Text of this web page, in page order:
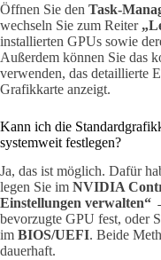
Öffnen Sie den Task-
wechseln Sie zum Reiter
installierten GPUs sowie
Außerdem können Sie das
verwenden, das detaillierte
Grafikkarte anzeigt.
Kann ich die
systemweit festlegen?
Ja, das ist möglich. Dafür
legen Sie im NVIDIA
Einstellungen verwalten“
bevorzugte GPU fest, oder
im BIOS/UEFI. Beide
dauerhaft.